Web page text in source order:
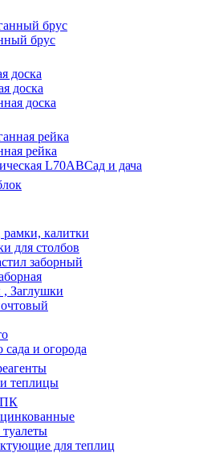
брус
брус
доска
доска
доска
рейка
рейка
Сад и дача
рамки, калитки
для столбов
заборный
Заглушки
сада и огорода
теплицы
для теплиц